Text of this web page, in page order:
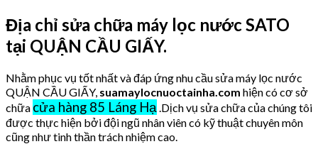
Địa chỉ sửa chữa máy lọc nước SATO
tại QUẬN CẦU GIẤY.
Nhằm phục vụ tốt nhất và đáp ứng nhu cầu sửa máy lọc nước
QUẬN CẦU GIẤY, suamaylocnuoctainha.com hiện có cơ sở
chữa cửa hàng 85 Láng Hạ .Dịch vụ sửa chữa của chúng tôi
được thực hiện bởi đội ngũ nhân viên có kỹ thuật chuyên môn
cũng như tinh thần trách nhiệm cao.